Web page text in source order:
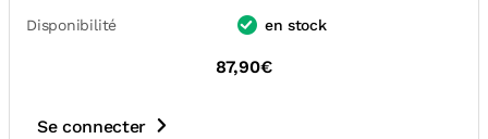
Disponibilité en stock
87,90€
Se connecter